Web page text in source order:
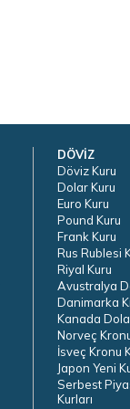
DÖVİZ
Döviz Kuru
Dolar Kuru
Euro Kuru
Pound Kuru
Frank Kuru
Rus Rublesi
Riyal Kuru
Avustralya
Danimarka
Kanada
Norveç
İsveç Kronu
Japon Yeni
Serbest
Kurları